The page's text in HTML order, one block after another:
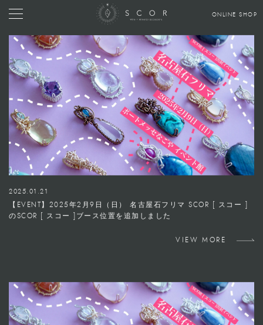
ONLINE SHOP
2025.01.21
【EVENT】2025年2月9日（日） 名古屋石フリマ SCOR [ スコー ]
のSCOR [ スコー ]ブース位置を追加しました
VIEW MORE